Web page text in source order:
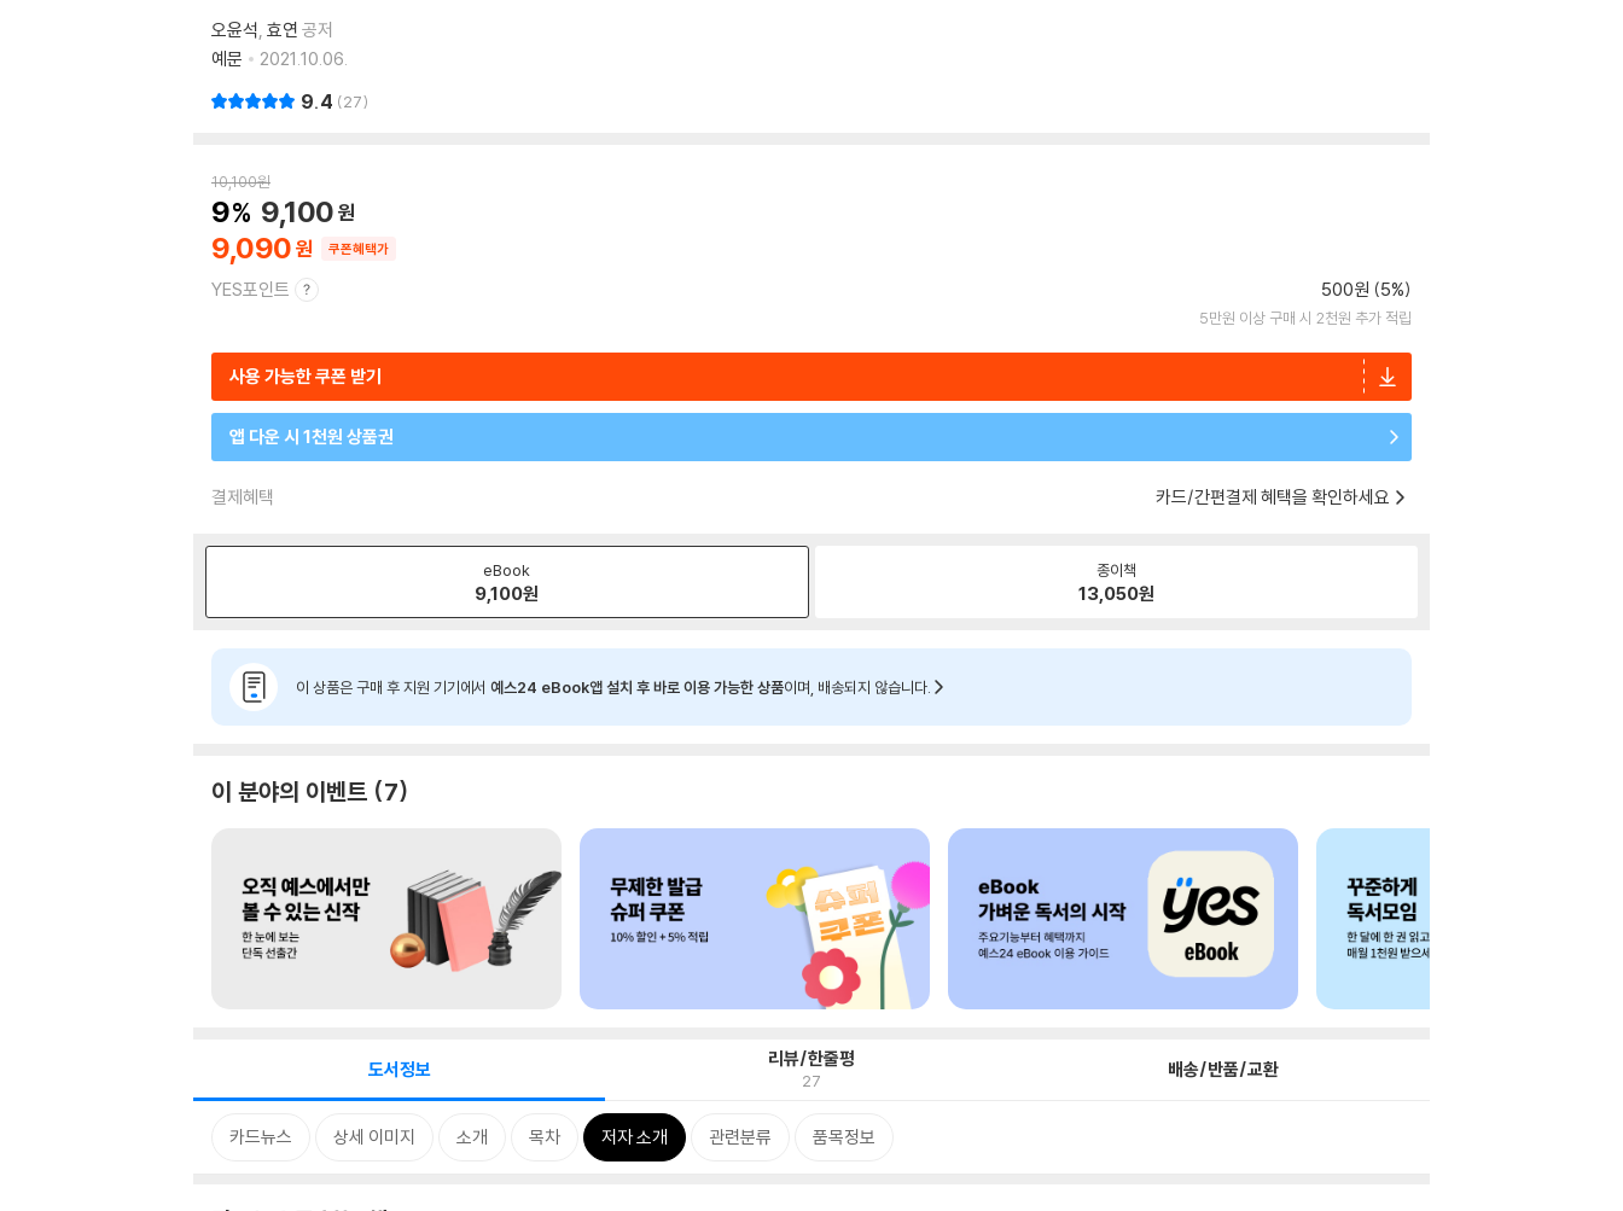
오윤석 효연 공저
예문
2021.10.06.
9.4 27
10,100원
9,090
9 9,100
쿠폰혜택가
YES포인트 500원 (5%)
5만원 이상 구매 시 2천원 추가 적립
사용 가능한 쿠폰 받기
앱 다운 시 1천원 상품권
결제혜택 카드/간편결제 혜택을 확인하세요
eBook
9,100원
종이책
13,050원
이 상품은 구매 후 지원 기기에서 예스24 eBook앱 설치 후 바로 이용 가능한 상품이며, 배송되지 않습니다.
이 분야의 이벤트 7
도서정보 리뷰/한줄평
27 배송/반품/교환
카드뉴스 상세 이미지 소개 목차 저자 소개 관련분류 품목정보